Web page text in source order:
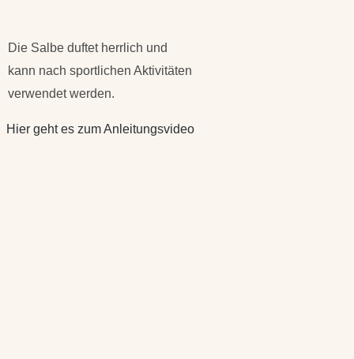
Die Salbe duftet herrlich und
kann nach sportlichen Aktivitäten
verwendet werden.
Hier geht es zum Anleitungsvideo